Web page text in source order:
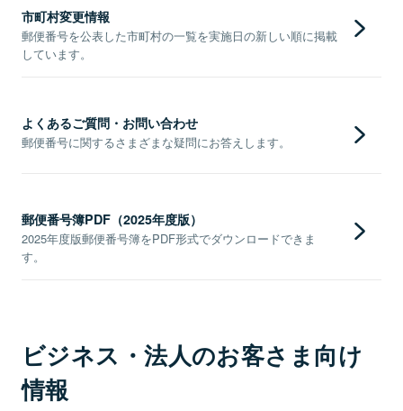
市町村変更情報
郵便番号を公表した市町村の一覧を実施日の新しい順に掲載
しています。
よくあるご質問・お問い合わせ
郵便番号に関するさまざまな疑問にお答えします。
郵便番号簿PDF（2025年度版）
2025年度版郵便番号簿をPDF形式でダウンロードできま
す。
ビジネス・法人のお客さま向け
情報